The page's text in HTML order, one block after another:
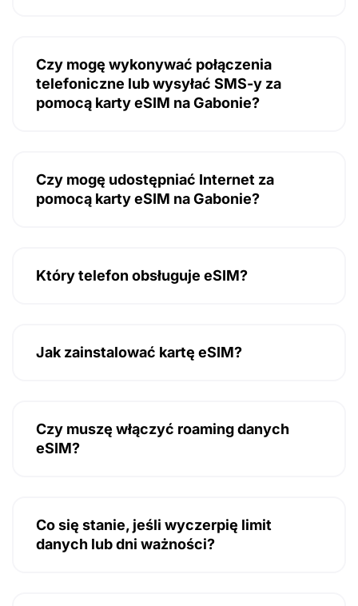
Czy mogę wykonywać połączenia
telefoniczne lub wysyłać SMS-y za
pomocą karty eSIM na Gabonie?
Czy mogę udostępniać Internet za
pomocą karty eSIM na Gabonie?
Który telefon obsługuje eSIM?
Jak zainstalować kartę eSIM?
Czy muszę włączyć roaming danych
eSIM?
Co się stanie, jeśli wyczerpię limit
danych lub dni ważności?